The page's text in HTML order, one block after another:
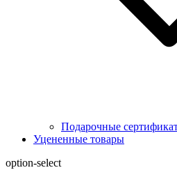
Подарочные
Уцененные товары
option-select